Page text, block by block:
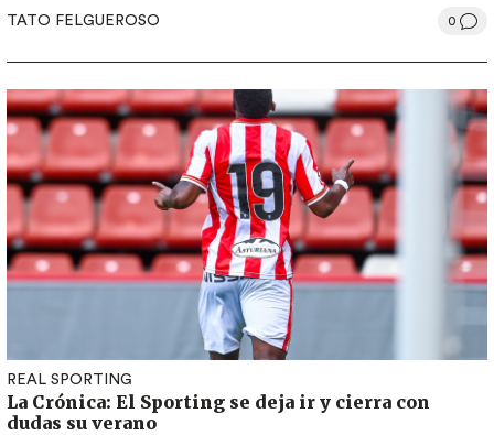
TATO FELGUEROSO 0
REAL SPORTING
La Crónica: El Sporting se deja ir y cierra con
dudas su verano